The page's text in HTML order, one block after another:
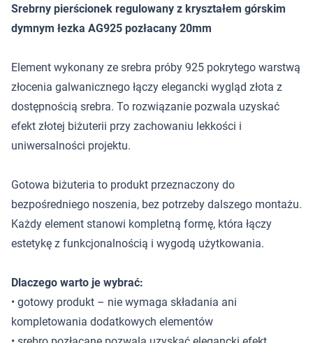
Srebrny pierścionek regulowany z kryształem górskim
dymnym łezka AG925 pozłacany 20mm
Element wykonany ze srebra próby 925 pokrytego warstwą
złocenia galwanicznego łączy elegancki wygląd złota z
dostępnością srebra. To rozwiązanie pozwala uzyskać
efekt złotej biżuterii przy zachowaniu lekkości i
uniwersalności projektu.
Gotowa biżuteria to produkt przeznaczony do
bezpośredniego noszenia, bez potrzeby dalszego montażu.
Każdy element stanowi kompletną formę, która łączy
estetykę z funkcjonalnością i wygodą użytkowania.
Dlaczego warto je wybrać:
• gotowy produkt – nie wymaga składania ani
kompletowania dodatkowych elementów